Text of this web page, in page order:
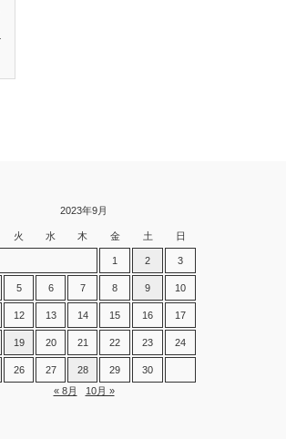
2023年9月
火 水 木 金 土 日
1 2 3
5 6 7 8 9 10
12 13 14 15 16 17
19 20 21 22 23 24
26 27 28 29
30
« 8月
10月 »